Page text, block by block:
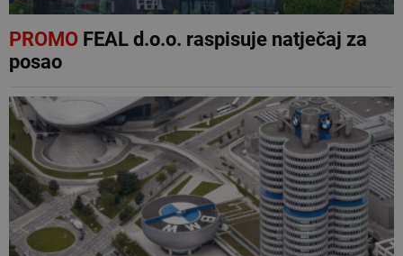
PROMOFEAL d.o.o. raspisuje natječaj za
posao